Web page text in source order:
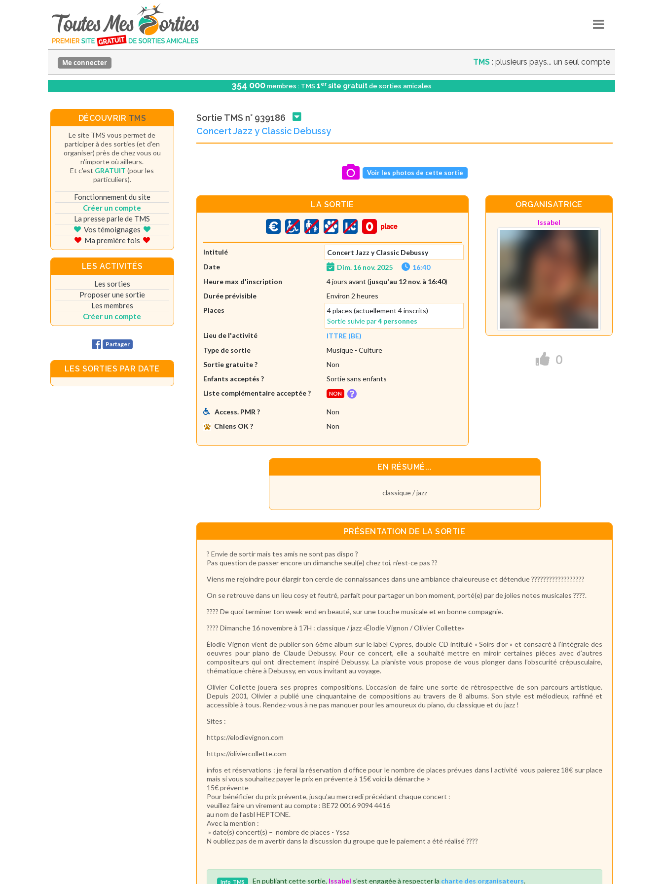
TMS : plusieurs pays... un seul compte
Me connecter
354 000 membres : TMS 1er site gratuit de sorties amicales
Sortie TMS n° 939186
Concert Jazz y Classic Debussy
Voir les photos de cette sortie
LA SORTIE
Intitulé
Concert Jazz y Classic Debussy
Date
Dim. 16 nov. 2025
16:40
Heure max d'inscription
4 jours avant (jusqu'au 12 nov. à 16:40)
Durée prévisible
Environ 2 heures
Places
4 places (actuellement 4 inscrits)
Sortie suivie par4 personnes
Lieu de l'activité
ITTRE (BE)
Type de sortie
Musique - Culture
Sortie gratuite ?
Non
Enfants acceptés ?
Sortie sans enfants
Liste complémentaire acceptée ?
NON
Access. PMR ?
Non
Chiens OK ?
Non
ORGANISATRICE
Issabel
0
EN RÉSUMÉ...
classique / jazz
PRÉSENTATION DE LA SORTIE
? Envie de sortir mais tes amis ne sont pas dispo ?
Pas question de passer encore un dimanche seul(e) chez toi, n’est-ce pas ??
Viens me rejoindre pour élargir ton cercle de connaissances dans une ambiance chaleureuse et détendue ??????????????????
On se retrouve dans un lieu cosy et feutré, parfait pour partager un bon moment, porté(e) par de jolies notes musicales ????.
???? De quoi terminer ton week-end en beauté, sur une touche musicale et en bonne compagnie.
???? Dimanche 16 novembre à 17H : classique / jazz «Élodie Vignon / Olivier Collette»
Élodie Vignon vient de publier son 6ème album sur le label Cypres, double CD intitulé « Soirs d’or » et consacré à l’intégrale des
oeuvres pour piano de Claude Debussy. Pour ce concert, elle a souhaité mettre en miroir certaines pièces avec d’autres
compositeurs qui ont directement inspiré Debussy. La pianiste vous propose de vous plonger dans l’obscurité crépusculaire,
thématique chère à Debussy, en vous invitant au voyage.
Olivier Collette jouera ses propres compositions. L’occasion de faire une sorte de rétrospective de son parcours artistique.
Depuis 2001, Olivier a publié une cinquantaine de compositions au travers de 8 albums. Son style est mélodieux, raffiné et
accessible à tous. Rendez-vous à ne pas manquer pour les amoureux du piano, du classique et du jazz !
Sites :
https://elodievignon.com
https://oliviercollette.com
infos et réservations : je ferai la réservation d office pour le nombre de places prévues dans l activité vous paierez 18€ sur place
mais si vous souhaitez payer le prix en prévente à 15€ voici la démarche >
15€ prévente
Pour bénéficier du prix prévente, jusqu’au mercredi précédant chaque concert :
veuillez faire un virement au compte : BE72 0016 9094 4416
au nom de l’asbl HEPTONE.
Avec la mention :
» date(s) concert(s) – nombre de places - Yssa
N oubliez pas de m avertir dans la discussion du groupe que le paiement a été réalisé ????
Info TMS En publiant cette sortie, Issabel s'est engagée à respecter la charte des organisateurs.
DÉCOUVRIR TMS
Le site TMS vous permet de
participer à des sorties (et d'en
organiser) près de chez vous ou
n'importe où ailleurs.
Et c'est GRATUIT (pour les
particuliers).
Fonctionnement du site
Créer un compte
La presse parle de TMS
Vos témoignages
Ma première fois
LES ACTIVITÉS
Les sorties
Proposer une sortie
Les membres
Créer un compte
Partager
LES SORTIES PAR DATE